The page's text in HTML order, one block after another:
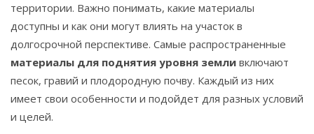
территории. Важно понимать, какие материалы
доступны и как они могут влиять на участок в
долгосрочной перспективе. Самые распространенные
материалы для поднятия уровня земли включают
песок, гравий и плодородную почву. Каждый из них
имеет свои особенности и подойдет для разных условий
и целей.